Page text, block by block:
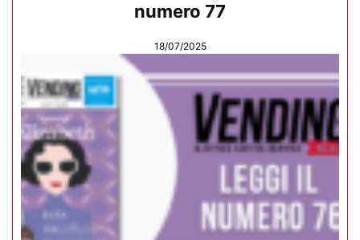
numero 77
18/07/2025